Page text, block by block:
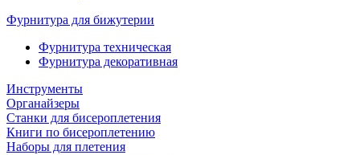
Фурнитура для бижутерии
Фурнитура техническая
Фурнитура декоративная
Инструменты
Органайзеры
Станки для бисероплетения
Книги по бисероплетению
Наборы для плетения